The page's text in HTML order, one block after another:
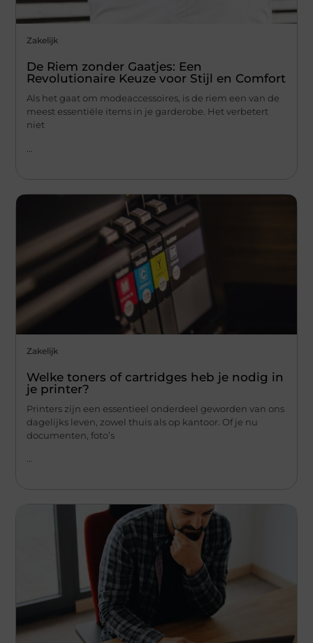
Zakelijk
De Riem zonder Gaatjes: Een
Revolutionaire Keuze voor Stijl en Comfort
Als het gaat om modeaccessoires, is de riem een van de
meest essentiële items in je garderobe. Het verbetert
niet
Zakelijk
Welke toners of cartridges heb je nodig in
je printer?
Printers zijn een essentieel onderdeel geworden van ons
dagelijks leven, zowel thuis als op kantoor. Of je nu
documenten, foto’s